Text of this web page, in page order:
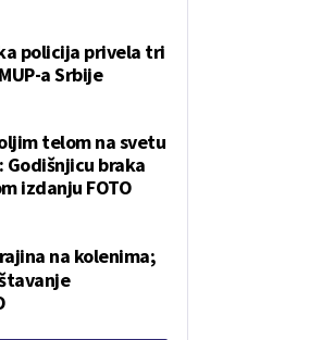
policija privela tri
a Srbije
telom na svetu
Godišnjicu braka
izdanju FOTO
na kolenima;